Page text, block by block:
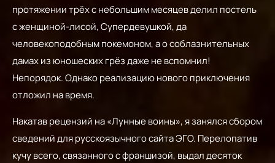
протяжении трёх с небольшим месяцев делил постель
с женщиной-лисой, Супердевушкой, да
человекоподобным покемоном, а о соблазнительных
дамах из юношеских грёз даже не вспомнил!
Непорядок. Однако реализацию нового приключения
отложил на время.
Накатав рецензий на «Лунные воины», я занялся сбором
сведений для русскоязычного сайта ЭГО. Перелопатив
кучу всего, связанного с франшизой, выдал десяток